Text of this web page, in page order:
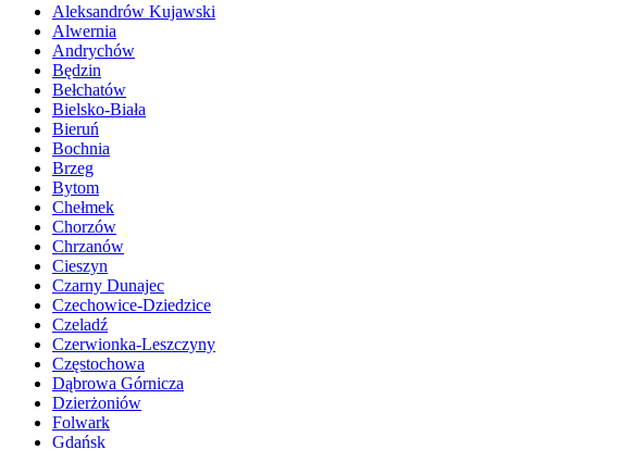
Aleksandrów Kujawski
Alwernia
Andrychów
Będzin
Bełchatów
Bielsko-Biała
Bieruń
Bochnia
Brzeg
Bytom
Chełmek
Chorzów
Chrzanów
Cieszyn
Czarny Dunajec
Czechowice-Dziedzice
Czeladź
Czerwionka-Leszczyny
Częstochowa
Dąbrowa Górnicza
Dzierżoniów
Folwark
Gdańsk